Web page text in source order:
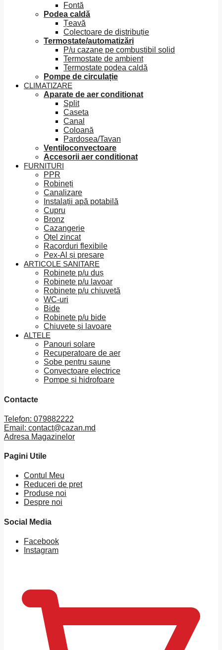
Fontă
Podea caldă
Țeavă
Colectoare de distribuție
Termostate/automatizări
P/u cazane pe combustibil solid
Termostate de ambient
Termostate podea caldă
Pompe de circulație
CLIMATIZARE
Aparate de aer conditionat
Split
Caseta
Canal
Coloană
Pardosea/Tavan
Ventiloconvectoare
Accesorii aer conditionat
FURNITURI
PPR
Robineți
Canalizare
Instalații apă potabilă
Cupru
Bronz
Cazangerie
Oțel zincat
Racorduri flexibile
Pex-Al și presare
ARTICOLE SANITARE
Robinete p/u duș
Robinete p/u lavoar
Robinete p/u chiuvetă
WC-uri
Bide
Robinete p/u bide
Chiuvete și lavoare
ALTELE
Panouri solare
Recuperatoare de aer
Sobe pentru saune
Convectoare electrice
Pompe și hidrofoare
Contacte
Telefon: 079882222
Email: contact@cazan.md
Adresa Magazinelor
Pagini Utile
Contul Meu
Reduceri de pret
Produse noi
Despre noi
Social Media
Facebook
Instagram